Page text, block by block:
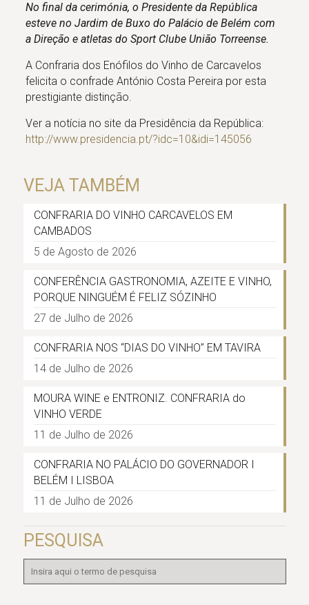
No final da cerimónia, o Presidente da República
esteve no Jardim de Buxo do Palácio de Belém com
a Direção e atletas do Sport Clube União Torreense.
A Confraria dos Enófilos do Vinho de Carcavelos
felicita o confrade António Costa Pereira por esta
prestigiante distinção.
Ver a notícia no site da Presidência da República:
http://www.presidencia.pt/?idc=10&idi=145056
VEJA TAMBÉM
CONFRARIA DO VINHO CARCAVELOS EM
CAMBADOS
5 de Agosto de 2026
CONFERÊNCIA GASTRONOMIA, AZEITE E VINHO,
PORQUE NINGUÉM É FELIZ SÓZINHO
27 de Julho de 2026
CONFRARIA NOS “DIAS DO VINHO” EM TAVIRA
14 de Julho de 2026
MOURA WINE e ENTRONIZ. CONFRARIA do
VINHO VERDE
11 de Julho de 2026
CONFRARIA NO PALÁCIO DO GOVERNADOR I
BELÉM I LISBOA
11 de Julho de 2026
PESQUISA